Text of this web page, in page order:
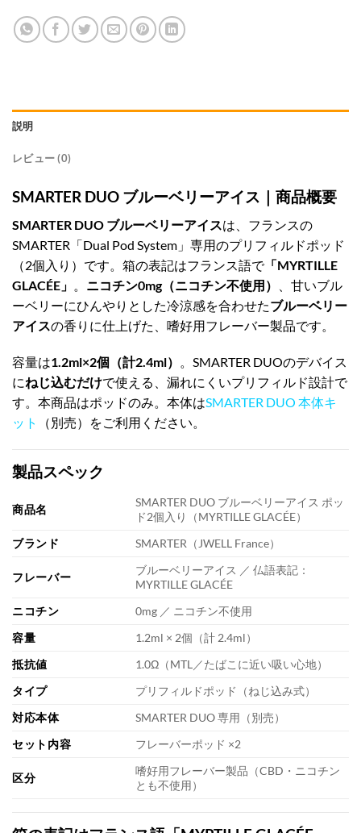
説明
レビュー (0)
SMARTER DUO ブルーベリーアイス｜商品概要
SMARTER DUO ブルーベリーアイスは、フランスの
SMARTER「Dual Pod System」専用のプリフィルドポッド
（2個入り）です。箱の表記はフランス語で「MYRTILLE
GLACÉE」
ニコチン0mg（ニコチン不使用）
、甘いブル
ーベリーにひんやりとした冷涼感を合わせたブルーベリー
アイスの香りに仕上げた、嗜好用フレーバー製品です。
容量は1.2ml×2個（計2.4ml） 。SMARTER DUOのデバイス
にねじ込むだけで使える、漏れにくいプリフィルド設計で
す。本商品はポッドのみ。本体はSMARTER DUO 本体キ
ット
（別売）をご利用ください。
製品スペック
商品名
SMARTER DUO ブルーベリーアイス ポッ
ド2個入り（MYRTILLE GLACÉE）
ブランド
SMARTER（JWELL France）
フレーバー
ブルーベリーアイス ／ 仏語表記：
MYRTILLE GLACÉE
ニコチン
0mg ／ ニコチン不使用
容量
1.2ml × 2個（計 2.4ml）
抵抗値
1.0Ω（MTL／たばこに近い吸い心地）
タイプ
プリフィルドポッド（ねじ込み式）
対応本体
SMARTER DUO 専用（別売）
セット内容
フレーバーポッド ×2
区分
嗜好用フレーバー製品（CBD・ニコチン
とも不使用）